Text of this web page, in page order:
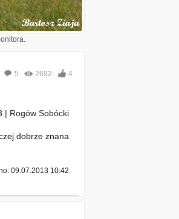
5 2692 4
| Rogów Sobócki
dobrze znana
09.07.2013 10:42